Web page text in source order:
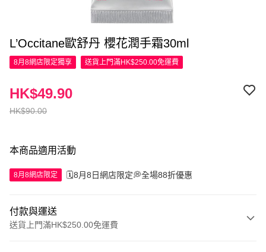
L’Occitane歐舒丹 櫻花潤手霜30ml
8月8網店限定獨享 送貨上門滿HK$250.00免運費
HK$90.00
HK$49.90
本商品適用活動
8月8網店限定 🗓️8月8日網店限定💭全場88折優惠
付款與運送
送貨上門滿HK$250.00免運費